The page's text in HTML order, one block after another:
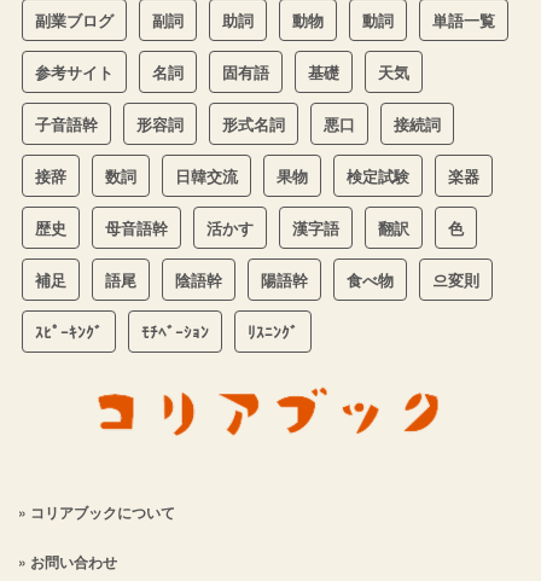
副業ブログ 副詞 助詞 動物 動詞 単語一覧
参考サイト 名詞 固有語 基礎 天気
子音語幹 形容詞 形式名詞 悪口 接続詞
接辞 数詞 日韓交流 果物 検定試験 楽器
歴史 母音語幹 活かす 漢字語 翻訳 色
補足 語尾 陰語幹 陽語幹 食べ物 으変則
ｽﾋﾟｰｷﾝｸﾞ ﾓﾁﾍﾞｰｼｮﾝ ﾘｽﾆﾝｸﾞ
» コリアブックについて
» お問い合わせ